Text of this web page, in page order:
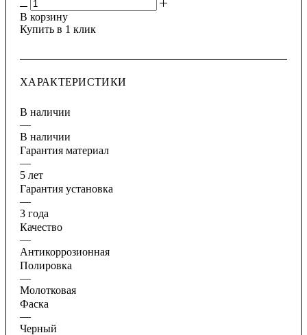
В корзину
Купить в 1 клик
ХАРАКТЕРИСТИКИ
В наличии
—
В наличии
Гарантия материал
—
5 лет
Гарантия установка
—
3 года
Качество
—
Антикоррозионная
Полировка
—
Молотковая
Фаска
—
Черный